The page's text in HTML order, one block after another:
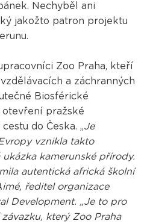
Nechyběl ani
jakožto patron projektu
Zoo Praha, kteří
a záchranných
Biosférické
otevření pražské
do Česka. „Je
vznikla takto
kamerunské přírody.
autentická africká školní
ředitel organizace
Development. „Je to pro
který Zoo Praha